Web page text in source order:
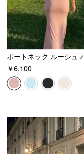
￥6,100